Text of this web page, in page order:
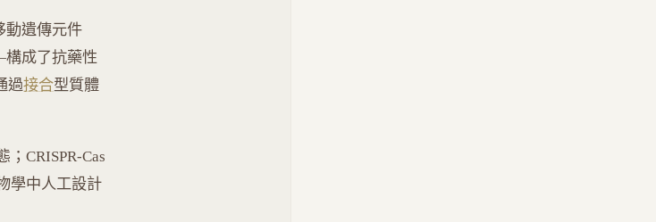
動遺傳元件
成了抗藥性
過接合型質體
；CRISPR-Cas
學中人工設計